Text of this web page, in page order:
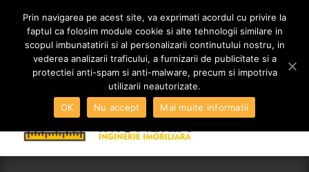
0765 522 734 | 0724 880 890
contact@imoneria.ro
MENIU
Prin navigarea pe acest site, va exprimati acordul cu privire la
faptul ca folosim module cookie si alte tehnologii similare in
scopul imbunatatirii si al personalizarii continutului nostru, in
vederea analizarii traficului, a furnizarii de publicitate si a
protectiei anti-spam si anti-malware, precum si impotriva
utilizarii neautorizate.
OK
Nu accept Mai multe informatii